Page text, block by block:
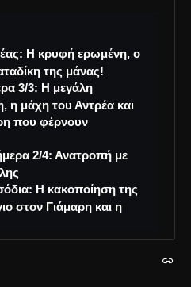
Η κρυφή ερωμένη, ο
της μάνας!
3/3: Η μεγάλη
η μάχη του Αντρέα και
που φέρνουν
2/4: Ανατροπή με
Η κακοποίηση της
στον Γιάμαρη και η